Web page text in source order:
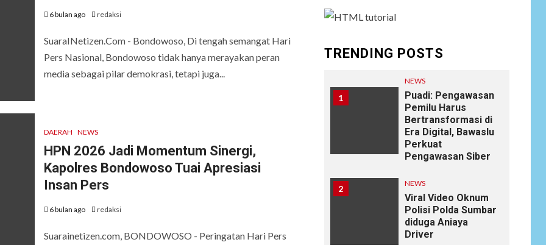
6 bulan ago redaksi
SuaraINetizen.Com - Bondowoso, Di tengah semangat Hari
Pers Nasional, Bondowoso tidak hanya merayakan peran
media sebagai pilar demokrasi, tetapi juga...
DAERAH NEWS
HPN 2026 Jadi Momentum Sinergi,
Kapolres Bondowoso Tuai Apresiasi
Insan Pers
6 bulan ago redaksi
Suarainetizen.com, BONDOWOSO - Peringatan Hari Pers
TRENDING POSTS
1
NEWS
Puadi: Pengawasan
Pemilu Harus
Bertransformasi di
Era Digital, Bawaslu
Perkuat
Pengawasan Siber
2 NEWS
Viral Video Oknum
Polisi Polda Sumbar
diduga Aniaya
Driver